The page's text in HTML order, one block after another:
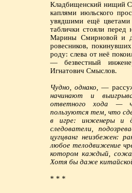
Кладбищенский нищий
каплями июльского
увядшими ещё цветами
таблички стояли перед
Марины Смирновой и
ровесников,
роду: слева от неё
— безвестный
Игнатович Смыслов.
Чудно, однако,
—
начинают и
ответного хода —
пользуются тем, что
в игре: инженеры и
следователи,
цугцванг неизбежен:
любое телодвижение
котором каждый,
Хотя бы даже
* * *